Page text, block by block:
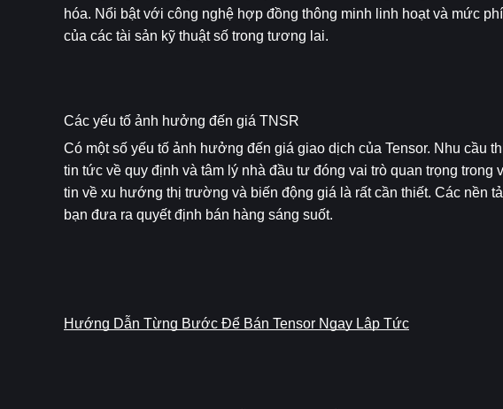
hóa. Nổi bật với công nghệ hợp đồng thông minh linh hoạt và mức
của các tài sản kỹ thuật số trong tương lai.
Các yếu tố ảnh hưởng đến giá TNSR
Có một số yếu tố ảnh hưởng đến giá giao dịch của Tensor. Nhu cầu
tin tức về quy định và tâm lý nhà đầu tư đóng vai trò quan trọng
tin về xu hướng thị trường và biến động giá là rất cần thiết. Các nền
bạn đưa ra quyết định bán hàng sáng suốt.
Hướng Dẫn Từng Bước Để Bán Tensor Ngay Lập Tức